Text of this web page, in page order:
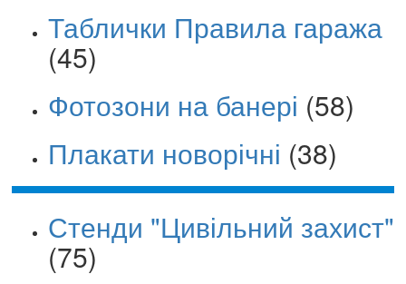
Таблички Правила гаража
(45)
Фотозони на банері (58)
Плакати новорічні (38)
Стенди "Цивільний захист"
(75)